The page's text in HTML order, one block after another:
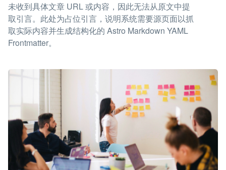
未收到具体文章 URL 或内容，因此无法从原文中提
取引言。此处为占位引言，说明系统需要源页面以抓
取实际内容并生成结构化的 Astro Markdown YAML
Frontmatter。